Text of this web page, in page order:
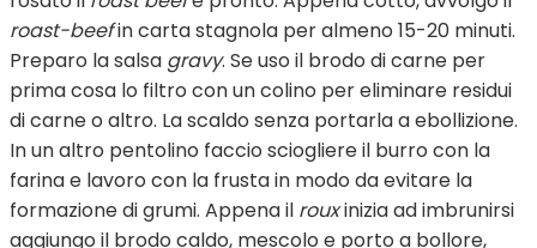
roast-beefin carta stagnola per almeno 15-20 minuti.
Preparo la salsa gravy. Se uso il brodo di carne per
prima cosa lo filtro con un colino per eliminare residui
di carne o altro. La scaldo senza portarla a ebollizione.
In un altro pentolino faccio sciogliere il burro con la
farina e lavoro con la frusta in modo da evitare la
formazione di grumi. Appena il rouxinizia ad imbrunirsi
aggiungo il brodo caldo, mescolo e porto a bollore,